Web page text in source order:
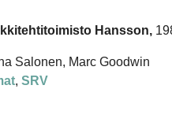
Hansson,
Salonen, Marc Goodwin
, SRV